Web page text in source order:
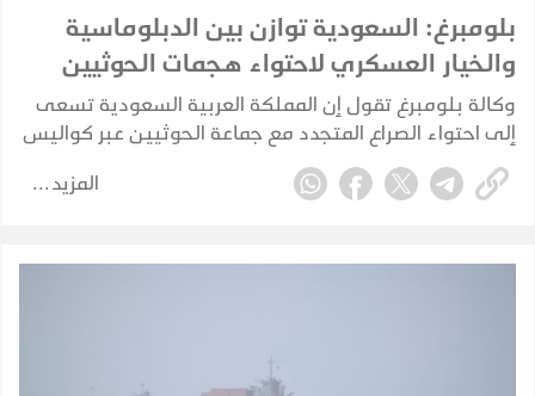
بلومبرغ: السعودية توازن بين الدبلوماسية
والخيار العسكري لاحتواء هجمات الحوثيين
وكالة بلومبرغ تقول إن المملكة العربية السعودية تسعى
إلى احتواء الصراع المتجدد مع جماعة الحوثيين عبر كواليس
الدبلوماسية، في محاولة لمنع الاشتباكات مع الجماعة
المدعومة من إيران من الإضرار بقطاعها النفطي
المزيد